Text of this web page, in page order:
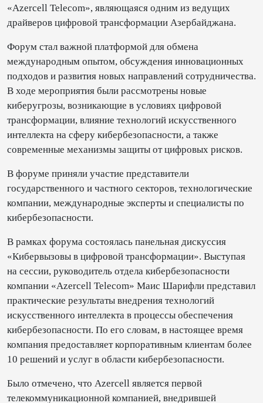
«Azercell Telecom», являющаяся одним из ведущих
драйверов цифровой трансформации Азербайджана.
Форум стал важной платформой для обмена
международным опытом, обсуждения инновационных
подходов и развития новых направлений сотрудничества.
В ходе мероприятия были рассмотрены новые
киберугрозы, возникающие в условиях цифровой
трансформации, влияние технологий искусственного
интеллекта на сферу кибербезопасности, а также
современные механизмы защиты от цифровых рисков.
В форуме приняли участие представители
государственного и частного секторов, технологические
компании, международные эксперты и специалисты по
кибербезопасности.
В рамках форума состоялась панельная дискуссия
«Кибервызовы в цифровой трансформации». Выступая
на сессии, руководитель отдела кибербезопасности
компании «Azercell Telecom» Маис Шарифли представил
практические результаты внедрения технологий
искусственного интеллекта в процессы обеспечения
кибербезопасности. По его словам, в настоящее время
компания предоставляет корпоративным клиентам более
10 решений и услуг в области кибербезопасности.
Было отмечено, что Azercell является первой
телекоммуникационной компанией, внедрившей